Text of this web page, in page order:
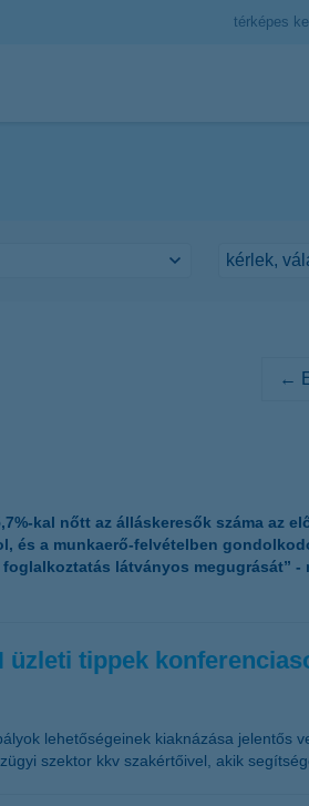
térképes
←
kal nőtt az álláskeresők száma az
és a munkaerő-felvételben
látványos megugrását” -
üzleti tippek
lehetőségeinek kiaknázása jelentős
szektor kkv szakértőivel, akik